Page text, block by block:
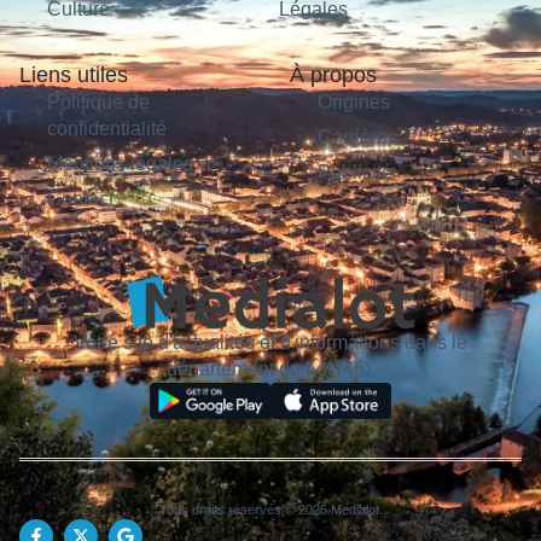
Culture
Légales
Liens utiles
Politique de
confidentialité
Mentions légales
Contact
À propos
Origines
Carrières
Publicité
Votre site d'actualités et d'informations dans le
département du Lot (46).
Tous droits réservés © 2026 Medialot.